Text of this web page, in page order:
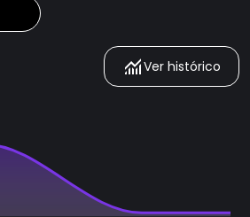
Ver histórico